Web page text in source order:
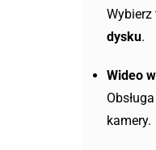
dysku.
Wideo
kamery.